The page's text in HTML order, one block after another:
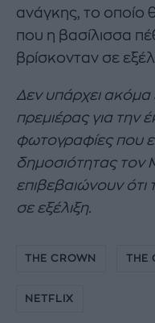
ανάγκης, το οποίο
που η βασίλισσα
βρίσκονταν σε
Δεν υπάρχει ακόμα
πρεμιέρας για την
φωτογραφίες που
δημοσιότητας τον
επιβεβαιώνουν ότι
σε εξέλιξη.
THE CROWN THE
NETFLIX